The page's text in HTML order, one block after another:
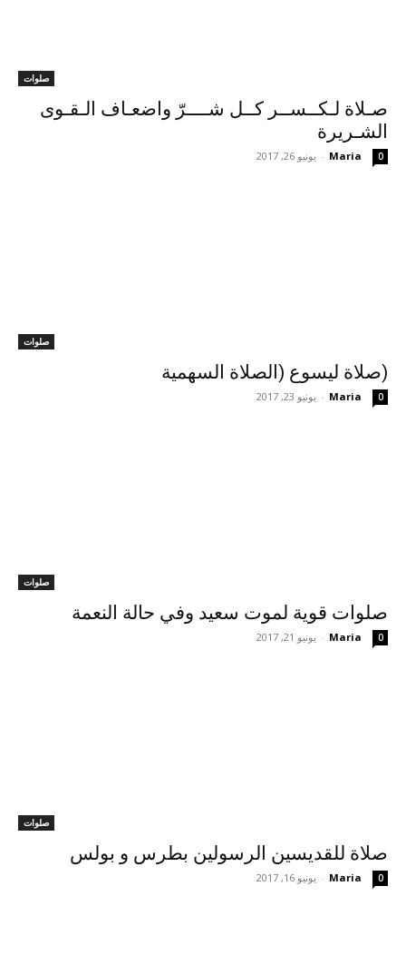
صلوات
صـلاة لـكــســر كــل شــــرّ واضعـاف الـقـوى
الشـريرة
Maria
- يونيو 26, 2017 0
صلوات
(صلاة ليسوع (الصلاة السهمية
Maria
- يونيو 23, 2017 0
صلوات
Maria
- يونيو 21, 2017 0
صلوات
صلاة للقديسين الرسولين بطرس و بولس
Maria
- يونيو 16, 2017 0